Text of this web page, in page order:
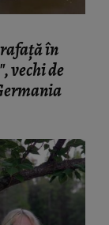
în
vechi de